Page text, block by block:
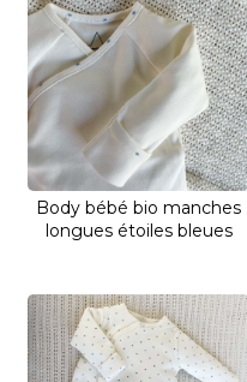
Body bébé bio manches
longues étoiles bleues